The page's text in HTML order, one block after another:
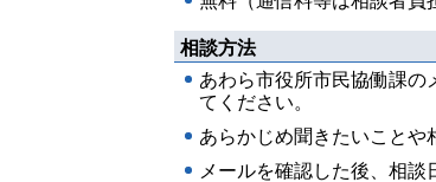
相談方法
あわら市役所市民協働課の
てください。
あらかじめ聞きたいことや
メールを確認した後、相談